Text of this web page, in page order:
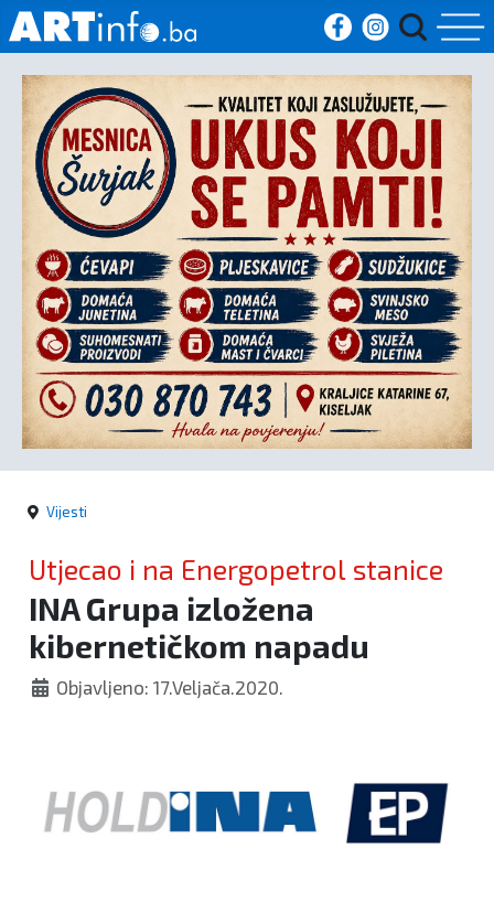
Početna
Vijesti
Sport
Kultura
Crna
kronika
Politika
Vijesti
Utjecao i na Energopetrol stanice
INA Grupa izložena
kibernetičkom napadu
Objavljeno: 17.Veljača.2020.